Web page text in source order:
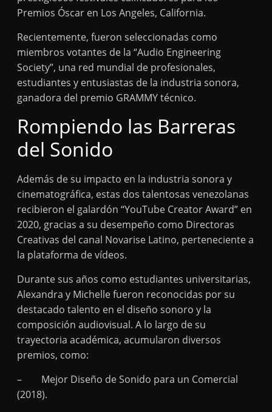
Premios Óscar en Los Angeles, California.
Recientemente, fueron seleccionadas como
miembros votantes de la “Audio Engineering
Society”, una red mundial de profesionales,
estudiantes y entusiastas de la industria sonora,
ganadora del premio GRAMMY técnico.
Rompiendo las Barreras
del Sonido
Además de su impacto en la industria sonora y
cinematográfica, estas dos talentosas venezolanas
recibieron el galardón “YouTube Creator Award” en
2020, gracias a su desempeño como Directoras
Creativas del canal Novarise Latino, perteneciente a
la plataforma de vídeos.
Durante sus años como estudiantes universitarias,
Alexandra y Michelle fueron reconocidas por su
destacado talento en el diseño sonoro y la
composición audiovisual. A lo largo de su
trayectoria académica, acumularon diversos
premios, como:
– Mejor Diseño de Sonido para un Comercial
(2018).